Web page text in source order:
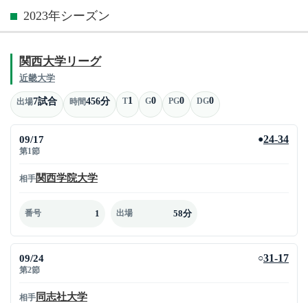
2023年シーズン
関西大学リーグ
近畿大学
出場7試合 時間456分 T1 G0 PG0 DG0
09/17
第1節
●24-34
相手関西学院大学
番号 1 出場 58分
09/24
第2節
○31-17
相手 同志社大学